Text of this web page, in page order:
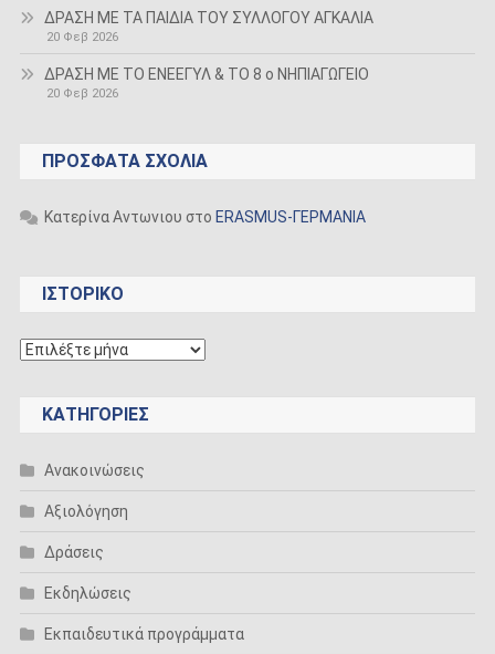
ΔΡΑΣΗ ΜΕ ΤΑ ΠΑΙΔΙΑ ΤΟΥ ΣΥΛΛΟΓΟΥ ΑΓΚΑΛΙΑ
20 Φεβ 2026
ΔΡΑΣΗ ΜΕ ΤΟ ΕΝΕΕΓΥΛ & ΤΟ 8 ο ΝΗΠΙΑΓΩΓΕΙΟ
20 Φεβ 2026
ΠΡΌΣΦΑΤΑ ΣΧΌΛΙΑ
Κατερίνα Αντωνιου στο ERASMUS-ΓΕΡΜΑΝΙΑ
ΙΣΤΟΡΙΚΟ
ΙΣΤΟΡΙΚΟ
KΑΤΗΓΟΡΊΕΣ
Ανακοινώσεις
Αξιολόγηση
Δράσεις
Εκδηλώσεις
Εκπαιδευτικά προγράμματα